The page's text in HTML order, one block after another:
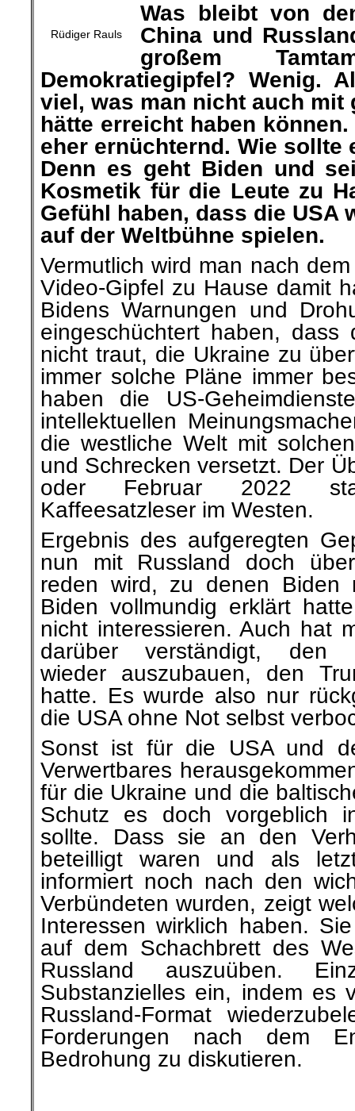
Rüdiger Rauls
Was bleibt von
China und
großem
Demokratiegipfel? Wenig.
viel, was man nicht auch mit
hätte erreicht haben
eher ernüchternd. Wie sollte
Denn es geht Biden und
Kosmetik für die Leute zu
Gefühl haben, dass die USA
auf der Weltbühne spielen.
Vermutlich wird man nach
Video-Gipfel zu Hause damit
Bidens Warnungen und
eingeschüchtert haben,
nicht traut, die Ukraine zu
immer solche Pläne immer
haben die US-
intellektuellen
die westliche Welt mit
und Schrecken versetzt. Der
oder Februar 2022
Kaffeesatzleser im Westen.
Ergebnis des aufgeregten
nun mit Russland doch
reden wird, zu denen Biden
Biden vollmundig erklärt
nicht interessieren. Auch hat
darüber verständigt, den
wieder auszubauen, den
hatte. Es wurde also nur
die USA ohne Not selbst
Sonst ist für die USA und
Verwertbares
für die Ukraine und die
Schutz es doch vorgeblich
sollte. Dass sie an den
beteilligt waren und als
informiert noch nach den
Verbündeten wurden, zeigt
Interessen wirklich haben.
auf dem Schachbrett des
Russland auszuüben.
Substanzielles ein, indem es
Russland-Format
Forderungen nach dem
Bedrohung zu diskutieren.